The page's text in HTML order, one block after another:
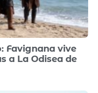
Favignana vive
a La Odisea de